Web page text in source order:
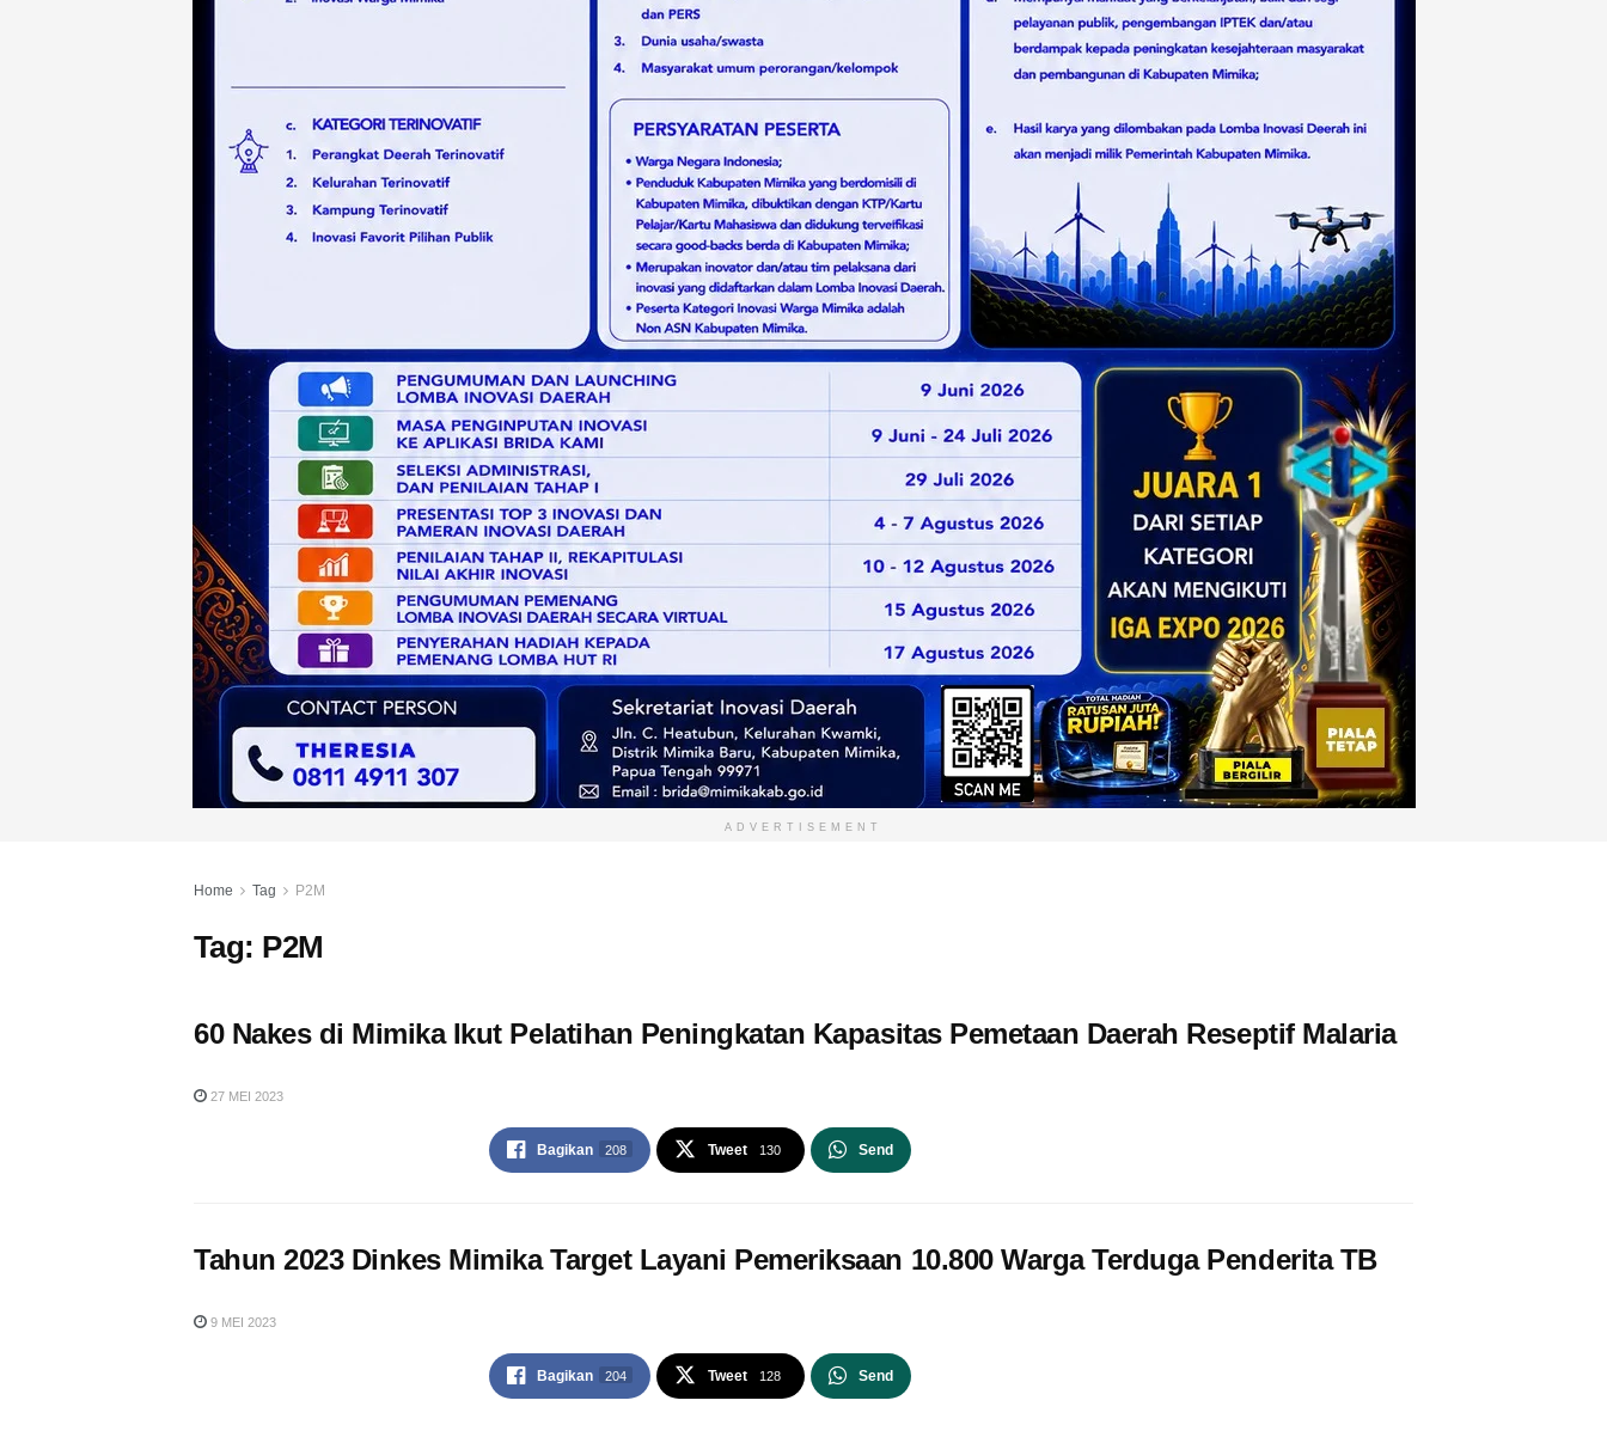
ADVERTISEMENT
Home Tag P2M
Tag: P2M
60 Nakes di Mimika Ikut Pelatihan Peningkatan Kapasitas Pemetaan Daerah Reseptif Malaria
27 MEI 2023
Bagikan 208 Tweet 130 Send
Tahun 2023 Dinkes Mimika Target Layani Pemeriksaan 10.800 Warga Terduga Penderita TB
9 MEI 2023
Bagikan 204 Tweet 128 Send